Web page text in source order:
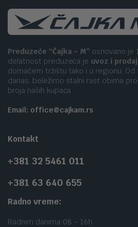
Preduzeće “Čajka – M” osnovano je
delatnost preduzeća je uvoz i
domaćem tržištu tako i u regionu.
danas, beležimo stalni rast obima
broja naših kupaca
Email: office@cajkam.rs
Kontakt
+381 32 5461 011
+381 63 640 655
Radno vreme:
Radnim danima 08 – 16h